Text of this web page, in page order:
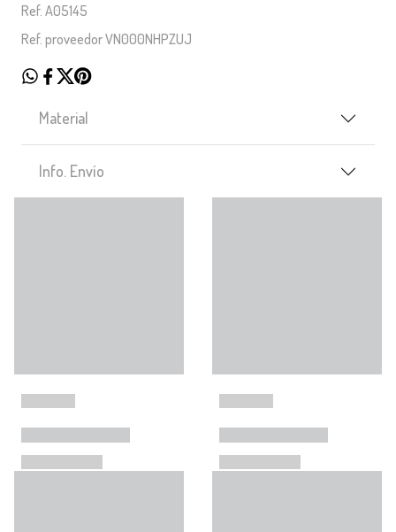
Ref. A05145
Ref. proveedor VN000NHPZUJ
Material
Info. Envío